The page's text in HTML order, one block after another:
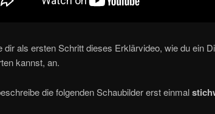
dir als ersten Schritt dieses Erklärvideo, wie du ein
kannst, an.
die folgenden Schaubilder erst einmal